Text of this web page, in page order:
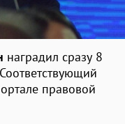
наградил сразу 8
правовой